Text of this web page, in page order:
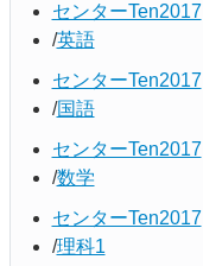
センターTen2017
英語
センターTen2017
国語
センターTen2017
数学
センターTen2017
理科1